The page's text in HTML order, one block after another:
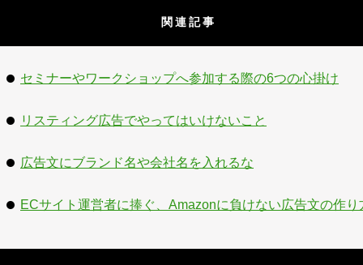
関連記事
セミナーやワークショップへ参加する際の6つの心掛け
リスティング広告でやってはいけないこと
広告文にブランド名や会社名を入れるな
ECサイト運営者に捧ぐ、Amazonに負けない広告文の作り